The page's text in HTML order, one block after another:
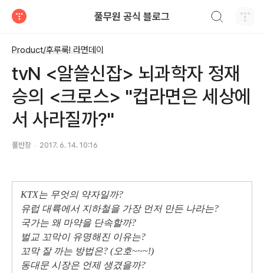
풀무원 공식 블로그
Product/후루룩! 라면데이
tvN <알쓸신잡> 뇌과학자 정재
승의 <크로스> "컵라면은 세상에
서 사라질까?"
풀반장 2017. 6. 14. 10:16
KTX는 무엇의 약자일까?
유럽 대륙에서 지하철을 가장 먼저 만든 나라는?
국가는 왜 마약을 단속할까?
벌교 꼬막이 유명해진 이유는?
꼬막 잘 까는 방법은? (오호~~~!)
동대문 시장은 언제 생겼을까?